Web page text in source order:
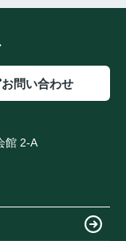
お問い合わせ
館 2-A